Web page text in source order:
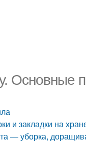
Основные
и закладки на
— уборка,